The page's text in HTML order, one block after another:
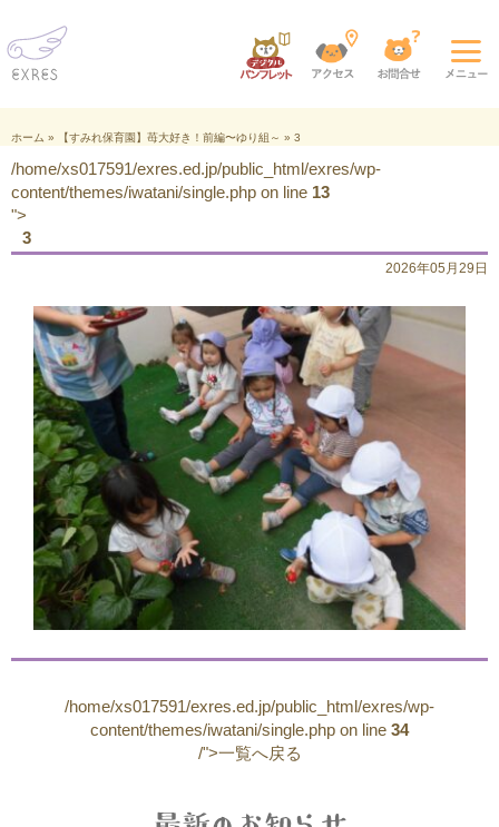
ホーム » 【すみれ保育園】苺大好き！前編〜ゆり組～ » 3
/home/xs017591/exres.ed.jp/public_html/exres/wp-
content/themes/iwatani/single.php on line 13
">
3
2026年05月29日
/home/xs017591/exres.ed.jp/public_html/exres/wp-
content/themes/iwatani/single.php on line 34
/">一覧へ戻る